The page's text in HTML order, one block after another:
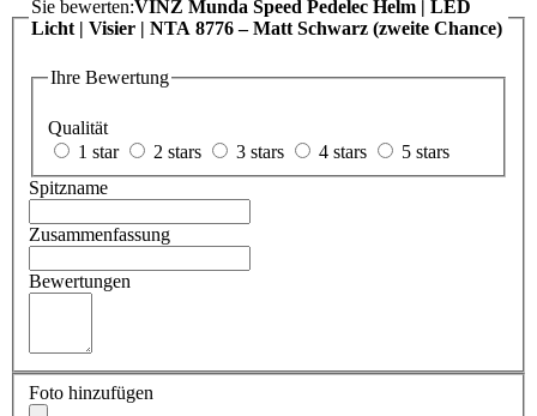
Sie bewerten:VINZ Munda Speed Pedelec Helm | LED
Licht | Visier | NTA 8776 – Matt Schwarz (zweite Chance)
Ihre Bewertung
Qualität
1 star
2 stars 3 stars 4 stars
5 stars
Spitzname
Zusammenfassung
Bewertungen
Foto hinzufügen